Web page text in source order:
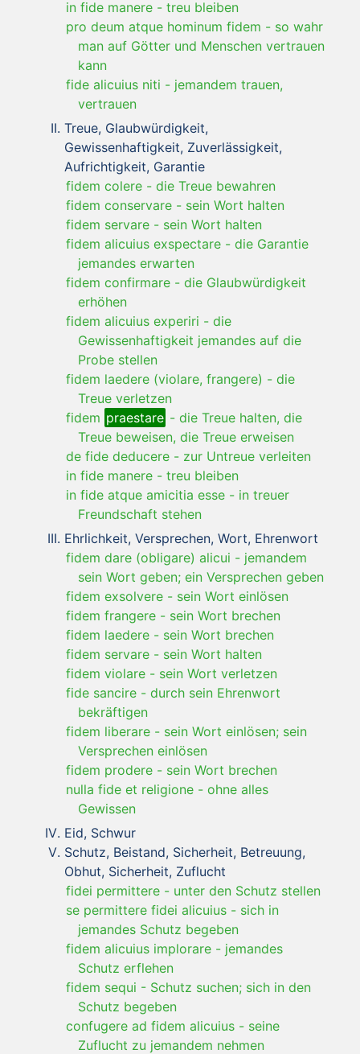
in fide manere - treu bleiben
pro deum atque hominum fidem - so wahr
man auf Götter und Menschen vertrauen
kann
fide alicuius niti - jemandem trauen,
vertrauen
Treue, Glaubwürdigkeit,
Gewissenhaftigkeit, Zuverlässigkeit,
Aufrichtigkeit, Garantie
fidem colere - die Treue bewahren
fidem conservare - sein Wort halten
fidem servare - sein Wort halten
fidem alicuius exspectare - die Garantie
jemandes erwarten
fidem confirmare - die Glaubwürdigkeit
erhöhen
fidem alicuius experiri - die
Gewissenhaftigkeit jemandes auf die
Probe stellen
fidem laedere (violare, frangere) - die
Treue verletzen
fidem praestare - die Treue halten, die
Treue beweisen, die Treue erweisen
de fide deducere - zur Untreue verleiten
in fide manere - treu bleiben
in fide atque amicitia esse - in treuer
Freundschaft stehen
Ehrlichkeit, Versprechen, Wort, Ehrenwort
fidem dare (obligare) alicui - jemandem
sein Wort geben; ein Versprechen geben
fidem exsolvere - sein Wort einlösen
fidem frangere - sein Wort brechen
fidem laedere - sein Wort brechen
fidem servare - sein Wort halten
fidem violare - sein Wort verletzen
fide sancire - durch sein Ehrenwort
bekräftigen
fidem liberare - sein Wort einlösen; sein
Versprechen einlösen
fidem prodere - sein Wort brechen
nulla fide et religione - ohne alles
Gewissen
Eid, Schwur
Schutz, Beistand, Sicherheit, Betreuung,
Obhut, Sicherheit, Zuflucht
fidei permittere - unter den Schutz stellen
se permittere fidei alicuius - sich in
jemandes Schutz begeben
fidem alicuius implorare - jemandes
Schutz erflehen
fidem sequi - Schutz suchen; sich in den
Schutz begeben
confugere ad fidem alicuius - seine
Zuflucht zu jemandem nehmen